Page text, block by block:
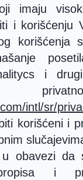
imaju
i korišćenju
korišćenja
i
intl/sr/
korišćeni i
obavezi da
i